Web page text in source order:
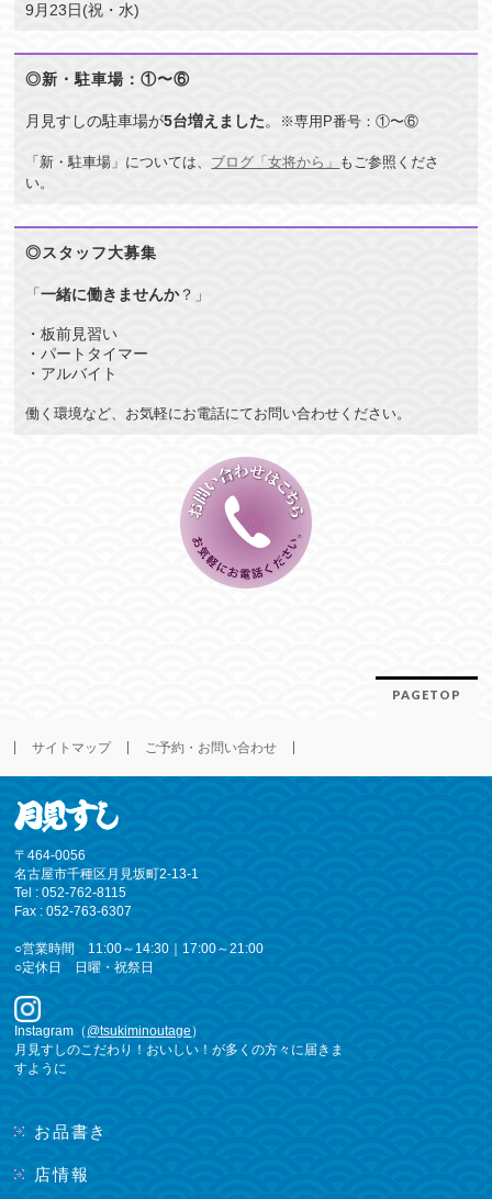
9月23日(祝・水)
◎新・駐車場：①〜⑥
月見すしの駐車場が5台増えました。 ※専用P番号：①〜⑥
「新・駐車場」については、 ブログ「女将から」 もご参照くださ
い。
◎スタッフ大募集
「一緒に働きませんか？」
・板前見習い
・パートタイマー
・アルバイト
働く環境など、お気軽にお電話にてお問い合わせください。
PAGETOP
サイトマップ ご予約・お問い合わせ
〒464-0056
名古屋市千種区月見坂町2-13-1
Tel : 052-762-8115
Fax : 052-763-6307
○営業時間 11:00～14:30｜17:00～21:00
○定休日 日曜・祝祭日
Instagram（ @tsukiminoutage ）
月見すしのこだわり！おいしい！が多くの方々に届きま
すように
お品書き
店情報